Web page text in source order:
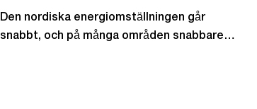
Den nordiska energiomställningen går
snabbt, och på många områden snabbare…